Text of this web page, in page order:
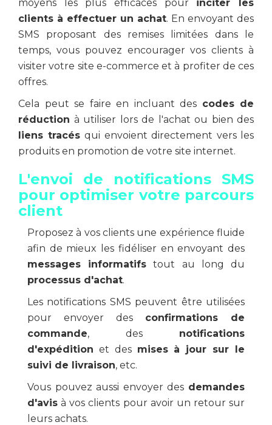
moyens les plus efficaces pour inciter les
clients à effectuer un achat. En envoyant des
SMS proposant des remises limitées dans le
temps, vous pouvez encourager vos clients à
visiter votre site e-commerce et à profiter de ces
offres.
Cela peut se faire en incluant des codes de
réduction à utiliser lors de l'achat ou bien des
liens tracés qui envoient directement vers les
produits en promotion de votre site internet.
L'envoi de notifications SMS
pour optimiser votre parcours
client
Proposez à vos clients une expérience fluide
afin de mieux les fidéliser en envoyant des
messages informatifs tout au long du
processus d'achat.
Les notifications SMS peuvent être utilisées
pour envoyer des confirmations de
commande, des notifications
d'expédition et des mises à jour sur le
suivi de livraison, etc.
Vous pouvez aussi envoyer des demandes
d'avis à vos clients pour avoir un retour sur
leurs achats.